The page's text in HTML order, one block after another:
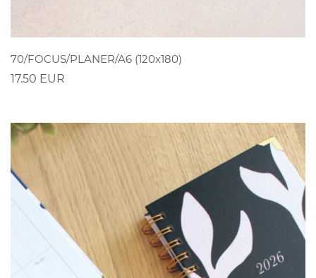
POGLEDAJ
70/FOCUS/PLANER/A6 (120x180)
17.50 EUR